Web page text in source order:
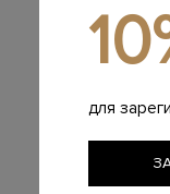
для